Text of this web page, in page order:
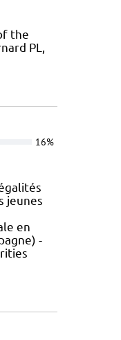
the
PL,
16%
jeunes
en
-